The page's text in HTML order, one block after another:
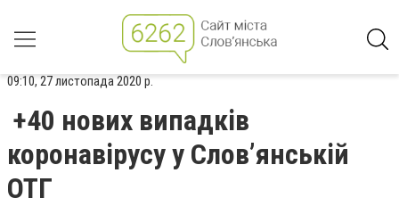
09:10, 27 листопада 2020 р.
+40 нових випадків
коронавірусу у Слов’янській
ОТГ